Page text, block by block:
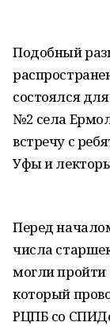
Подобный
состоялся
№2 села
встречу с
Уфы и
Перед
числа
могли пройти
который
РЦПБ со